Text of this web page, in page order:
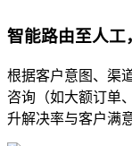
智能路由至人工
根据客户意图、渠
咨询（如大额订单
升解决率与客户满